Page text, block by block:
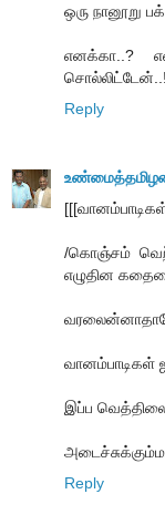
ஒரு நானூறு
எனக்கா..?
சொல்லிட்டேன்..!
Reply
/கொஞ்சம்
எழுதின
வானம்பாடிகள்
இப்ப
Reply